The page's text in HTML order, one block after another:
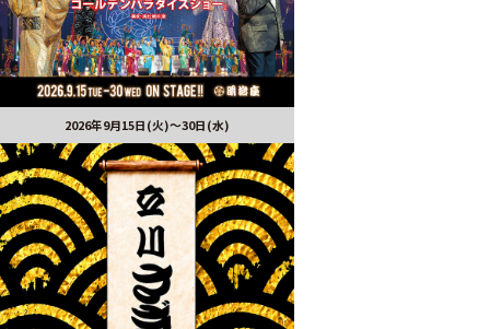
2026年9月15日(火)～30日(水)